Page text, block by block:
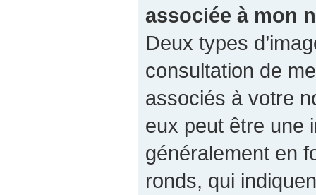
associée à mon
Deux types
consultation de
associés à votre
eux peut être une
généralement en
ronds, qui